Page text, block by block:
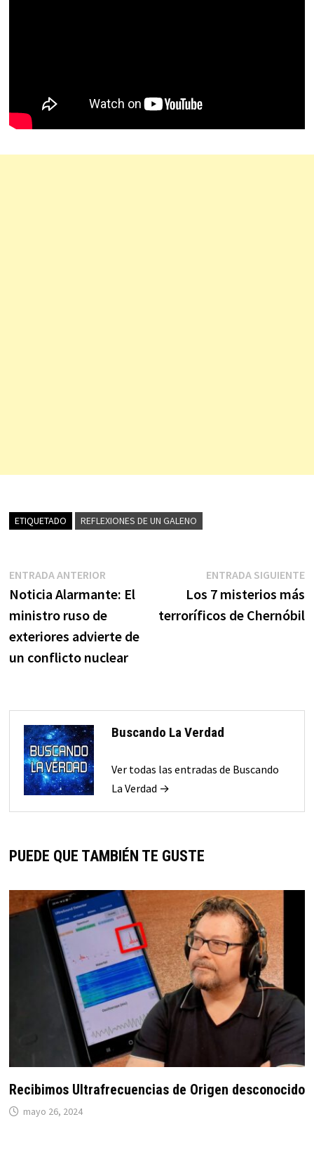
ETIQUETADO REFLEXIONES DE UN GALENO
Navegación
de
entradas
ENTRADA ANTERIOREntrada
anterior:
Noticia Alarmante: El
ministro ruso de
exteriores advierte de
un conflicto nuclear
ENTRADA SIGUIENTE
Los 7 misterios más
terroríficos de Chernóbil
Buscando La Verdad
Ver todas las entradas de Buscando
La Verdad →
PUEDE QUE TAMBIÉN TE GUSTE
Recibimos Ultrafrecuencias de Origen desconocido
mayo 26, 2024